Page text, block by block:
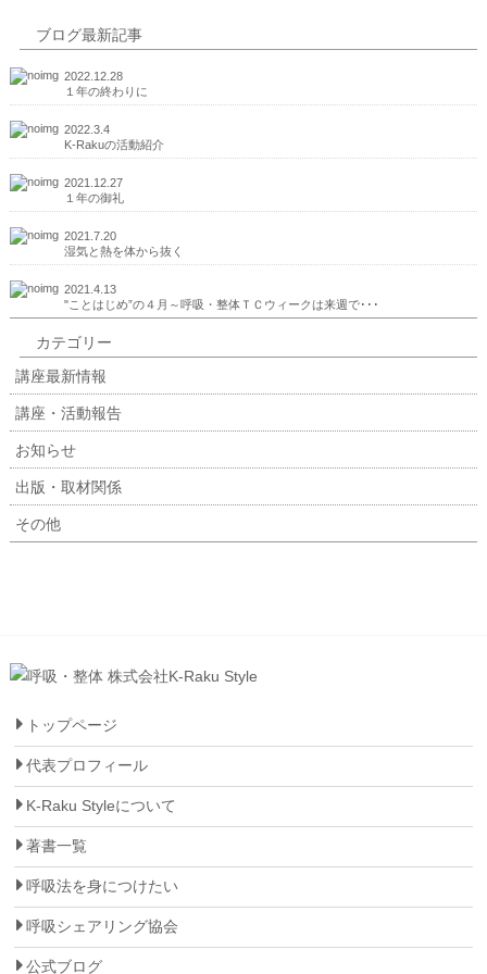
ブログ最新記事
2022.12.28
１年の終わりに
2022.3.4
K-Rakuの活動紹介
2021.12.27
１年の御礼
2021.7.20
湿気と熱を体から抜く
2021.4.13
"ことはじめ”の４月～呼吸・整体ＴＣウィークは来週で･･･
カテゴリー
講座最新情報
講座・活動報告
お知らせ
出版・取材関係
その他
トップページ
代表プロフィール
K-Raku Styleについて
著書一覧
呼吸法を身につけたい
呼吸シェアリング協会
公式ブログ